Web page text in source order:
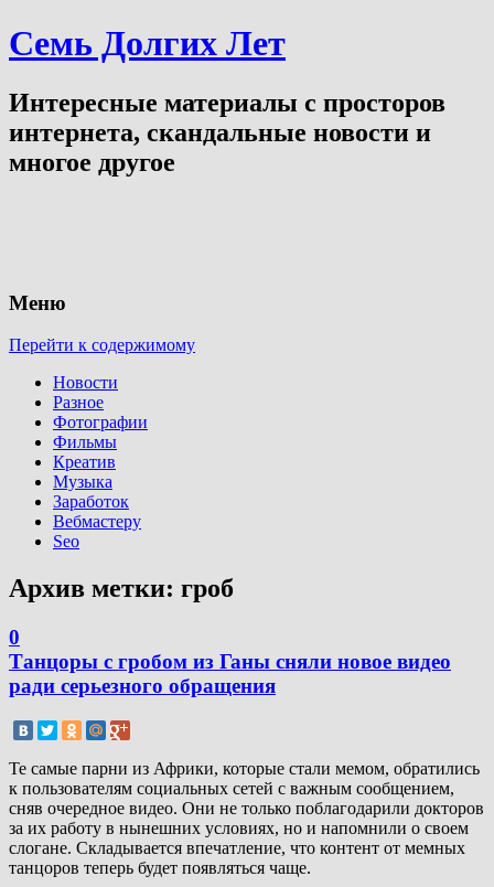
Семь Долгих Лет
Интересные материалы с просторов
интернета, скандальные новости и
многое другое
Меню
Перейти к содержимому
Новости
Разное
Фотографии
Фильмы
Креатив
Музыка
Заработок
Вебмастеру
Seo
Архив метки: гроб
0
Танцоры с гробом из Ганы сняли новое видео
ради серьезного обращения
Те самые парни из Африки, которые стали мемом, обратились
к пользователям социальных сетей с важным сообщением,
сняв очередное видео. Они не только поблагодарили докторов
за их работу в нынешних условиях, но и напомнили о своем
слогане. Складывается впечатление, что контент от мемных
танцоров теперь будет появляться чаще.